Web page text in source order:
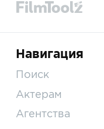
Навигация
Поиск
Актерам
Агентства